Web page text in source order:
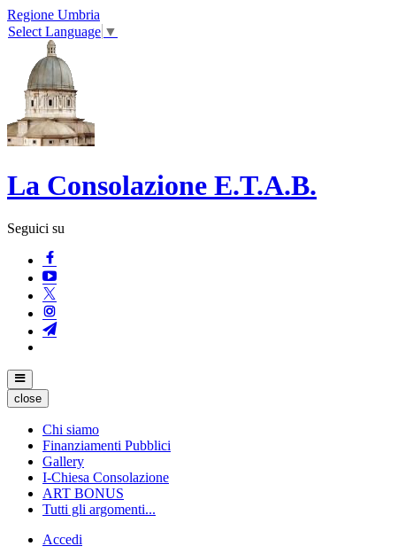
Regione Umbria
Select Language ▼
La Consolazione E.T.A.B.
Seguici su
close
Chi siamo
Finanziamenti Pubblici
Gallery
I-Chiesa Consolazione
ART BONUS
Tutti gli argomenti...
Accedi